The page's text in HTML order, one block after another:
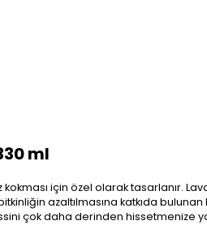
ml
için özel olarak tasarlanır.
azaltılmasına katkıda
çok daha derinden hissetmenize